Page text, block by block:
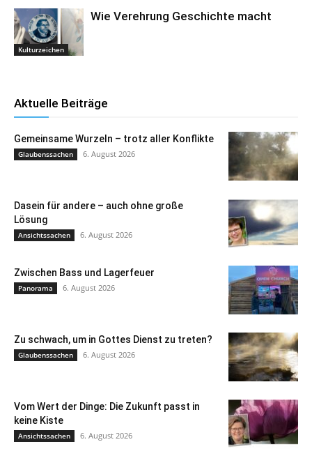
Kulturzeichen
Wie Verehrung Geschichte macht
Aktuelle Beiträge
Gemeinsame Wurzeln – trotz aller Konflikte
Glaubenssachen 6. August 2026
Dasein für andere – auch ohne große
Lösung
Ansichtssachen 6. August 2026
Zwischen Bass und Lagerfeuer
Panorama 6. August 2026
Zu schwach, um in Gottes Dienst zu treten?
Glaubenssachen 6. August 2026
Vom Wert der Dinge: Die Zukunft passt in
keine Kiste
Ansichtssachen 6. August 2026